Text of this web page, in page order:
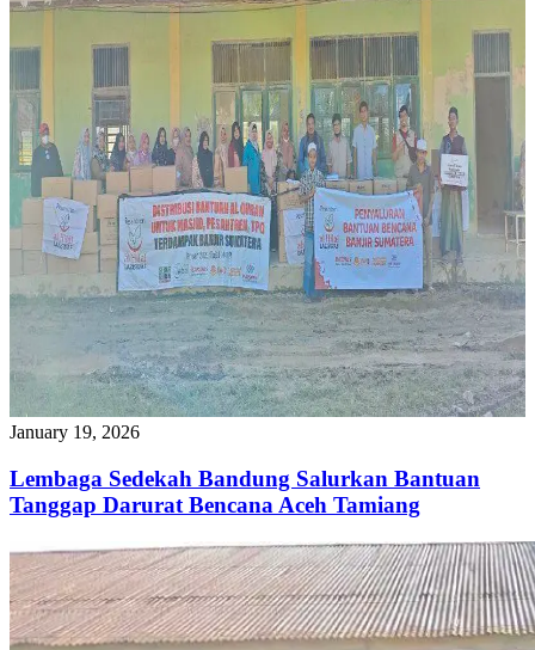
January 19, 2026
Lembaga Sedekah Bandung Salurkan Bantuan
Tanggap Darurat Bencana Aceh Tamiang